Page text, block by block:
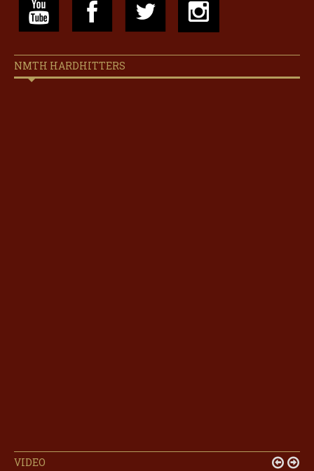
NMTH HARDHITTERS
VIDEO  